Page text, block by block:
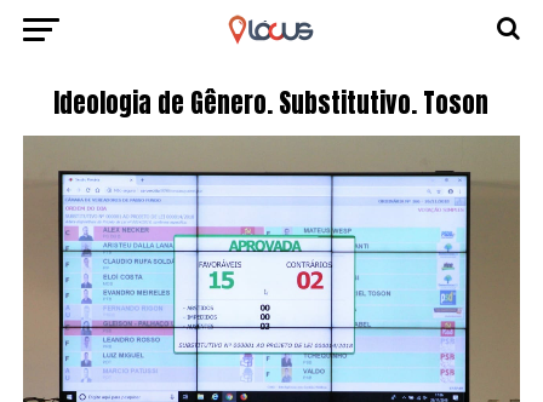
Ideologia de Gênero. Substitutivo. Toson